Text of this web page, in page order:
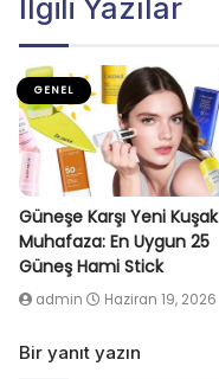
İlgili Yazılar
GENEL
Güneşe Karşı Yeni Kuşak
Muhafaza: En Uygun 25
Güneş Hami Stick
admin Haziran 19, 2026
Bir yanıt yazın